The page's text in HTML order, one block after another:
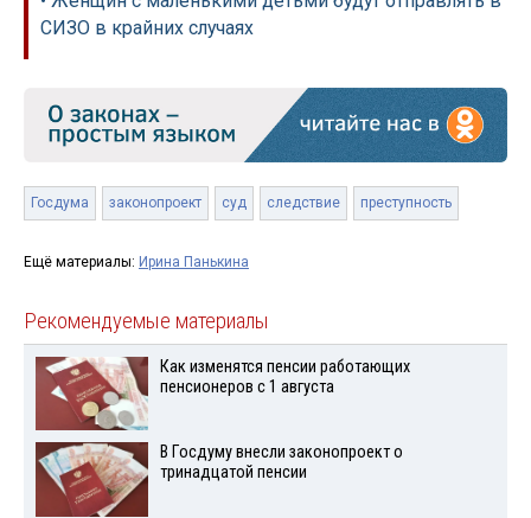
СИЗО в крайних случаях
Госдума законопроект суд следствие преступность
Ещё материалы: Ирина Панькина
Рекомендуемые материалы
Как изменятся пенсии работающих
пенсионеров с 1 августа
В Госдуму внесли законопроект о
тринадцатой пенсии